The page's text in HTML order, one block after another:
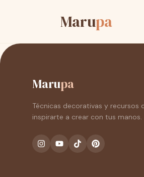
Marupa
Marupa
Técnicas decorativas y recursos
inspirarte a crear con tus manos.